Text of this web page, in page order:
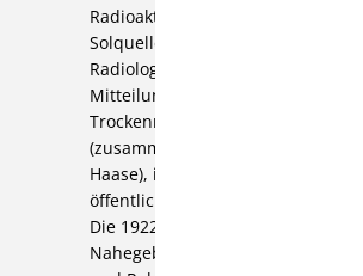
Radioaktivität seiner
Solquellen, in:
Radiologische
Mitteilungen; Über
Trockenmilchpulver
(zusammen mit Heinrich
Haase), in : Zeitschrift für
öffentliche Chemie; 1923:
Die 1922er Moste des
Nahegebiets, in: Wein